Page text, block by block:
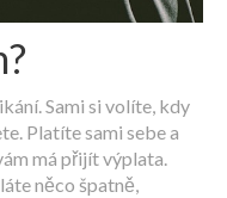
Sami si volíte, kdy
Platíte sami sebe a
má přijít výplata.
něco špatně,